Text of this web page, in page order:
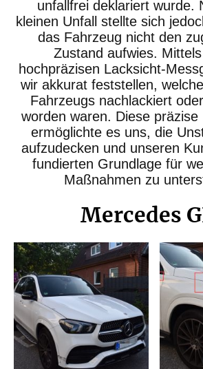
unfallfrei deklariert wurde.
kleinen Unfall stellte sich
das Fahrzeug nicht den
Zustand aufwies.
hochpräzisen Lacksicht-
wir akkurat feststellen,
Fahrzeugs nachlackiert
worden waren. Diese präzise
ermöglichte es uns, die
aufzudecken und unseren
fundierten Grundlage für
Maßnahmen zu
Mercedes